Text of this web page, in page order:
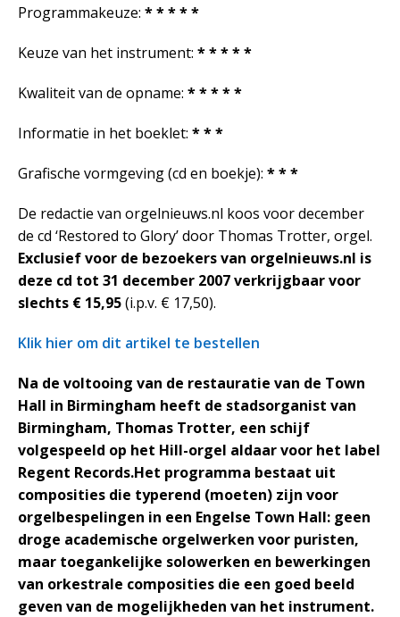
Programmakeuze: * * * * *
Keuze van het instrument: * * * * *
Kwaliteit van de opname: * * * * *
Informatie in het boeklet: * * *
Grafische vormgeving (cd en boekje): * * *
De redactie van orgelnieuws.nl koos voor december
de cd ‘Restored to Glory’ door Thomas Trotter, orgel.
Exclusief voor de bezoekers van orgelnieuws.nl is
deze cd tot 31 december 2007 verkrijgbaar voor
slechts € 15,95(i.p.v. € 17,50).
Klik hier om dit artikel te bestellen
Na de voltooing van de restauratie van de Town
Hall in Birmingham heeft de stadsorganist van
Birmingham, Thomas Trotter, een schijf
volgespeeld op het Hill-orgel aldaar voor het label
Regent Records.Het programma bestaat uit
composities die typerend (moeten) zijn voor
orgelbespelingen in een Engelse Town Hall: geen
droge academische orgelwerken voor puristen,
maar toegankelijke solowerken en bewerkingen
van orkestrale composities die een goed beeld
geven van de mogelijkheden van het instrument.